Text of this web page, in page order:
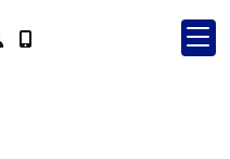
Identifícate